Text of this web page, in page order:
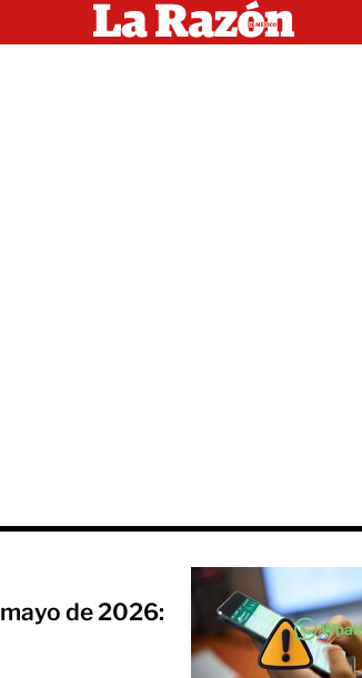
de 2026: